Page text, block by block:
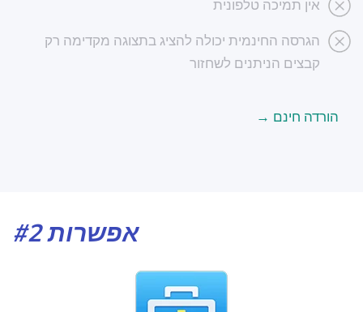
אין תמיכה טלפונית
הגרסה החינמית יכולה להציג בתצוגה מקדימה רק
קבצים הניתנים לשחזור
הורדה חינם
אפשרות #2